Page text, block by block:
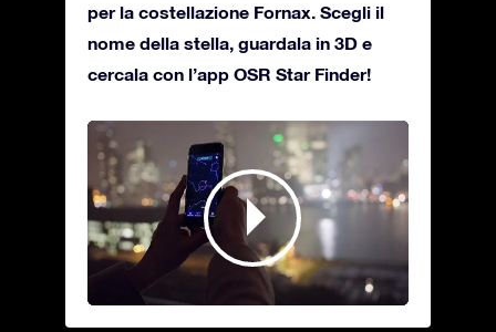
per la costellazione Fornax. Scegli il
nome della stella, guardala in 3D e
cercala con l’app OSR Star Finder!